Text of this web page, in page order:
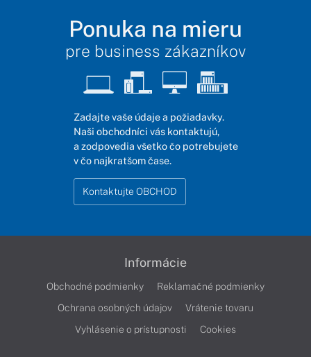
Ponuka na mieru
pre business zákazníkov
Zadajte vaše údaje a požiadavky.
Naši obchodníci vás kontaktujú,
a zodpovedia všetko čo potrebujete
v čo najkratšom čase.
Kontaktujte OBCHOD
Informácie
Obchodné podmienky
Reklamačné podmienky
Ochrana osobných údajov
Vrátenie tovaru
Vyhlásenie o prístupnosti
Cookies